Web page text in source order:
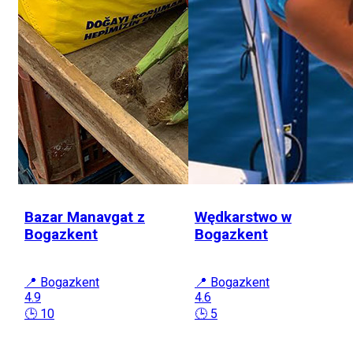
Bazar Manavgat z
Bogazkent
📍 Bogazkent
4.9
🕒 10
Wędkarstwo w
Bogazkent
📍 Bogazkent
4.6
🕒 5